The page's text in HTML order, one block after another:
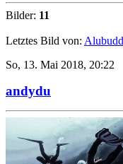
Bilder: 11
Letztes Bild von:
So, 13. Mai 2018, 20:22
andydu